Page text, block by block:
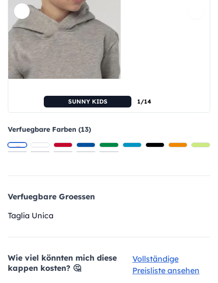
SUNNY KIDS 1/14
Verfuegbare Farben (13)
Verfuegbare Groessen
Taglia Unica
Wie viel könnten mich diese
kappen kosten? 🤔
Vollständige
Preisliste ansehen